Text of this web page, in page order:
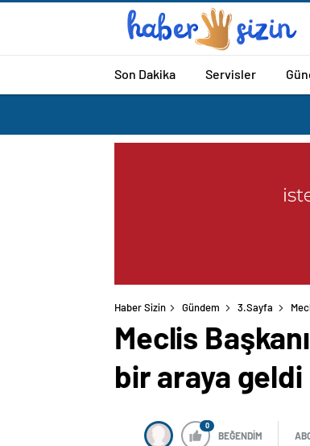
Son Dakika Servisler
Haber Sizin Gündem 3.Sayfa
Meclis
bir araya geldi
0
BEĞENDİM